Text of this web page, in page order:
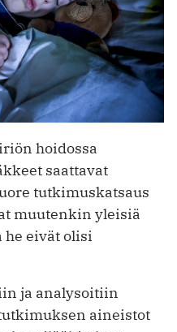
hoidossa
saattavat
tutkimuskatsaus
muutenkin yleisiä
he eivät olisi
ja analysoitiin
aineistot